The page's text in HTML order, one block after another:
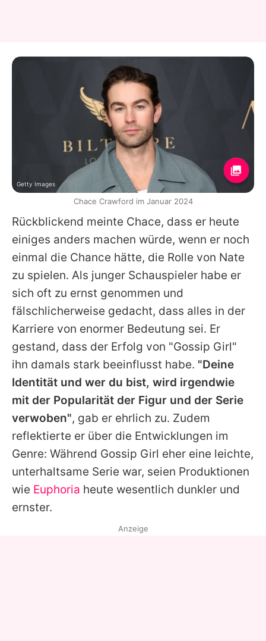
Rückblickend meinte Chace, dass er heute
einiges anders machen würde, wenn er noch
einmal die Chance hätte, die Rolle von Nate
zu spielen. Als junger Schauspieler habe er
sich oft zu ernst genommen und
fälschlicherweise gedacht, dass alles in der
Karriere von enormer Bedeutung sei. Er
gestand, dass der Erfolg von "Gossip Girl"
ihn damals stark beeinflusst habe. "Deine
Identität und wer du bist, wird irgendwie
mit der Popularität der Figur und der Serie
verwoben", gab er ehrlich zu. Zudem
reflektierte er über die Entwicklungen im
Genre: Während Gossip Girl eher eine leichte,
unterhaltsame Serie war, seien Produktionen
wie Euphoria heute wesentlich dunkler und
ernster.
Getty Images
Chace Crawford im Januar 2024
Anzeige